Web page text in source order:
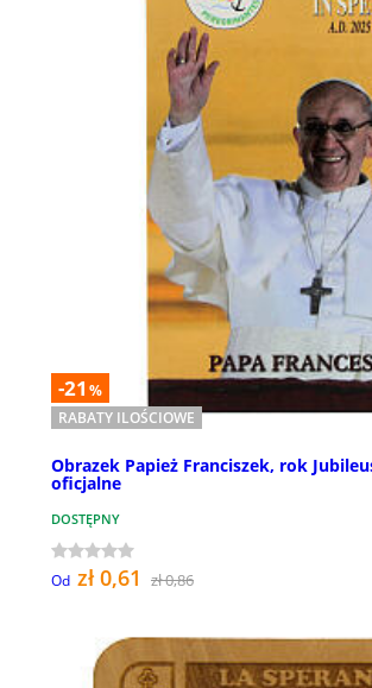
-21 %
RABATY ILOŚCIOWE
Obrazek Papież Franciszek, rok
oficjalne
DOSTĘPNY
Od zł 0,61 zł 0,86